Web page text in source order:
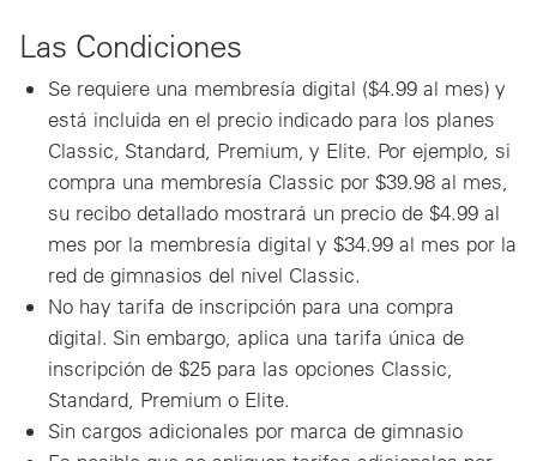
Las Condiciones
Se requiere una membresía digital ($4.99 al mes) y
está incluida en el precio indicado para los planes
Classic, Standard, Premium, y Elite. Por ejemplo, si
compra una membresía Classic por $39.98 al mes,
su recibo detallado mostrará un precio de $4.99 al
mes por la membresía digital y $34.99 al mes por la
red de gimnasios del nivel Classic.
No hay tarifa de inscripción para una compra
digital. Sin embargo, aplica una tarifa única de
inscripción de $25 para las opciones Classic,
Standard, Premium o Elite.
Sin cargos adicionales por marca de gimnasio